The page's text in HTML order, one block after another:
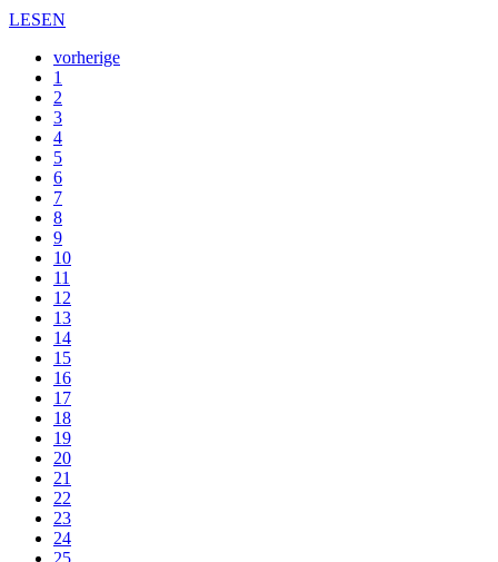
LESEN
vorherige
1
2
3
4
5
6
7
8
9
10
11
12
13
14
15
16
17
18
19
20
21
22
23
24